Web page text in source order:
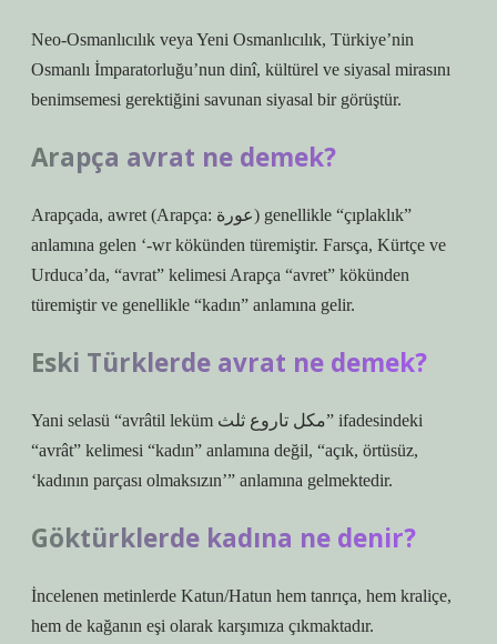
Neo-Osmanlıcılık veya Yeni Osmanlıcılık, Türkiye’nin
Osmanlı İmparatorluğu’nun dinî, kültürel ve siyasal mirasını
benimsemesi gerektiğini savunan siyasal bir görüştür.
Arapça avrat ne demek?
Arapçada, awret (Arapça: عورة) genellikle “çıplaklık”
anlamına gelen ‘-wr kökünden türemiştir. Farsça, Kürtçe ve
Urduca’da, “avrat” kelimesi Arapça “avret” kökünden
türemiştir ve genellikle “kadın” anlamına gelir.
Eski Türklerde avrat ne demek?
Yani selasü “avrâtil leküm مكل تاروع ثلث” ifadesindeki
“avrât” kelimesi “kadın” anlamına değil, “açık, örtüsüz,
‘kadının parçası olmaksızın’” anlamına gelmektedir.
Göktürklerde kadına ne denir?
İncelenen metinlerde Katun/Hatun hem tanrıça, hem kraliçe,
hem de kağanın eşi olarak karşımıza çıkmaktadır.